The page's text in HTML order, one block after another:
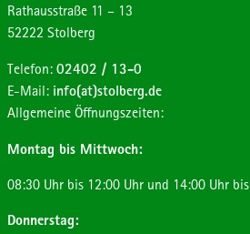
Strasse:
Rathausstraße Hausnummer:
11 – 13
Postleitzahl:
52222 Ort:
Stolberg
Telefon: 02402 / 13-0
E-Mail: info(at)stolberg.de
Allgemeine Öffnungszeiten:
Montag bis Mittwoch:
08:30 Uhr bis 12:00 Uhr und 14:00 Uhr
Donnerstag: